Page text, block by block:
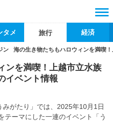
タメ 旅行 経済
ン 海の生き物たちもハロウィンを満喫
ンを満喫！上越市立水族
イベント情報
がたり」では、2025年10月1日
テーマにした一連のイベント「う